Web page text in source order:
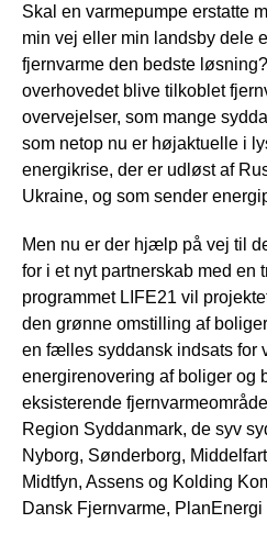
Skal en varmepumpe erstatte
min vej eller min landsby dele
fjernvarme den bedste
overhovedet blive tilkoblet
overvejelser, som mange
som netop nu er højaktuelle i
energikrise, der er udløst af
Ukraine, og som sender
Men nu er der hjælp på vej til
for i et nyt partnerskab med en
programmet LIFE21 vil
den grønne omstilling af
en fælles syddansk indsats for
energirenovering af boliger og
eksisterende
Region Syddanmark, de syv
Nyborg, Sønderborg,
Midtfyn, Assens og Kolding
Dansk Fjernvarme,